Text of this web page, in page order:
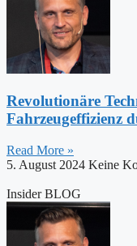
Revolutionäre
Fahrzeugeffizienz
Read More »
5. August 2024 Keine
Insider BLOG